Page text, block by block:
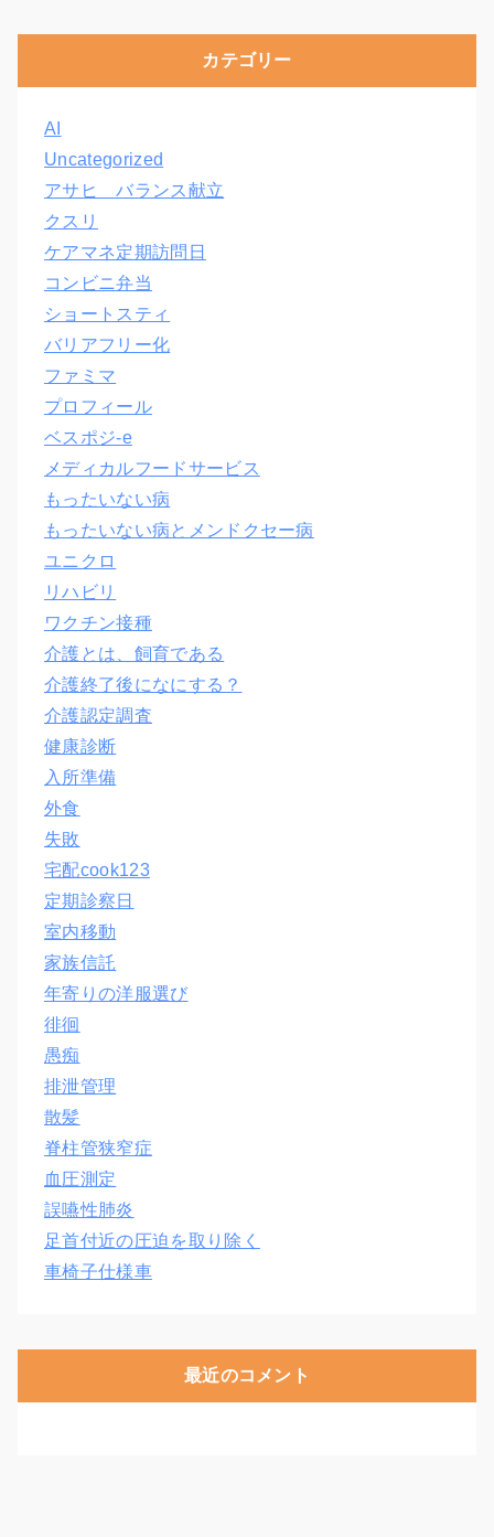
カテゴリー
AI
Uncategorized
アサヒ バランス献立
クスリ
ケアマネ定期訪問日
コンビニ弁当
ショートスティ
バリアフリー化
ファミマ
プロフィール
ベスポジ-e
メディカルフードサービス
もったいない病
もったいない病とメンドクセー病
ユニクロ
リハビリ
ワクチン接種
介護とは、飼育である
介護終了後になにする？
介護認定調査
健康診断
入所準備
外食
失敗
宅配cook123
定期診察日
室内移動
家族信託
年寄りの洋服選び
徘徊
愚痴
排泄管理
散髪
脊柱管狭窄症
血圧測定
誤嚥性肺炎
足首付近の圧迫を取り除く
車椅子仕様車
最近のコメント